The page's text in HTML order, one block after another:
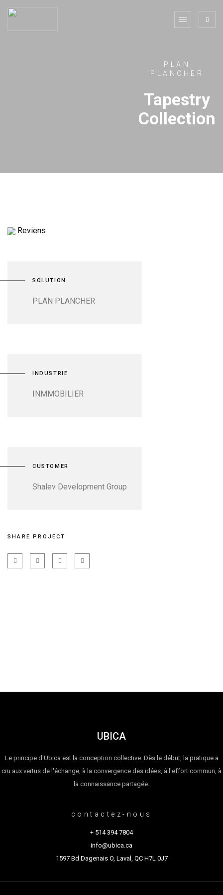
PLAN
PLANCHER
Tapestry
Collection
Reviens
SOLUTION
PLAN PLANCHER
INDUSTRIE
INMMOBILIER
CUSTOMER
Shalev Development Group
SHARE PROJECT
UBICA
Le principe d'Ubica est la conception collective. Dès le début, la pratique a
cru aux vertus de l'échange, à la convergence des idées, à l'effort commun, à
la connaissance partagée.
contactez-nous
+ 514 394 7804
info@ubica.ca
1597 Bd Dagenais O, Laval, QC H7L 0J7